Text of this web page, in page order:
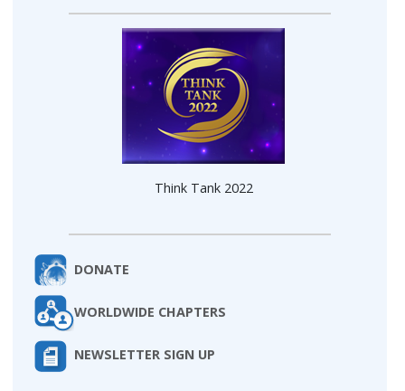
Think Tank 2022
DONATE
WORLDWIDE CHAPTERS
NEWSLETTER SIGN UP